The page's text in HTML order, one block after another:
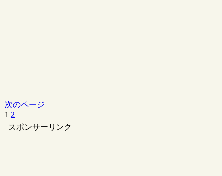
次のページ
1 2
へ
スポンサーリンク